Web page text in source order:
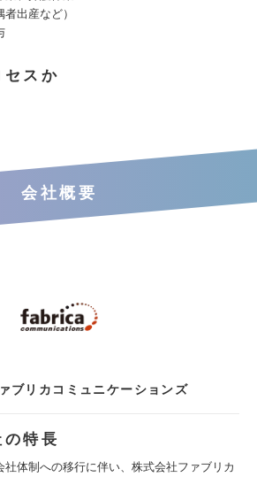
出産など）
セスか
会社概要
ブリカコミュニケーションズ
特長
体制への移行に伴い、株式会社ファブリカ